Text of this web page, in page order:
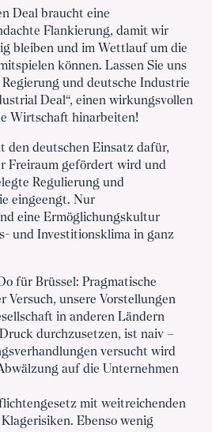
Deal braucht eine
Flankierung, damit wir
bleiben und im Wettlauf um die
können. Lassen Sie uns
und deutsche Industrie
Deal“, einen wirkungsvollen
Wirtschaft hinarbeiten!
den deutschen Einsatz dafür,
Freiraum gefördert wird und
Regulierung und
eingeengt. Nur
eine Ermöglichungskultur
und Investitionsklima in ganz
für Brüssel: Pragmatische
Versuch, unsere Vorstellungen
in anderen Ländern
durchzusetzen, ist naiv –
versucht wird
auf die Unternehmen
mit weitreichenden
Ebenso wenig